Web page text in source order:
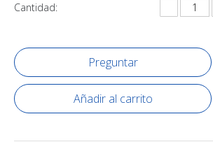
Cantidad:
Preguntar
Añadir al carrito